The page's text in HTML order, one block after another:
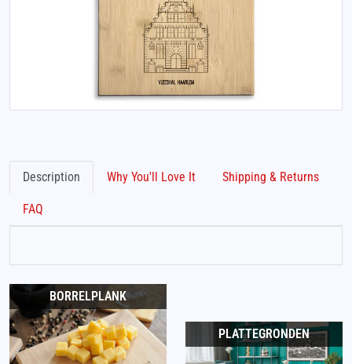
Description Why You'll Love It Shipping & Returns
FAQ
BORRELPLANK
PLATTEGRONDEN